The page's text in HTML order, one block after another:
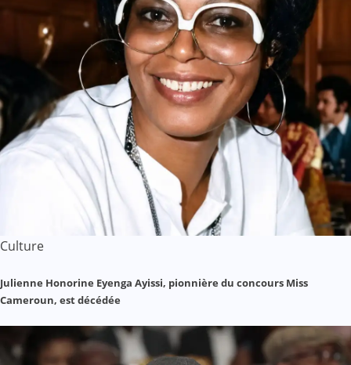
Culture
Julienne Honorine Eyenga Ayissi, pionnière du concours Miss
Cameroun, est décédée